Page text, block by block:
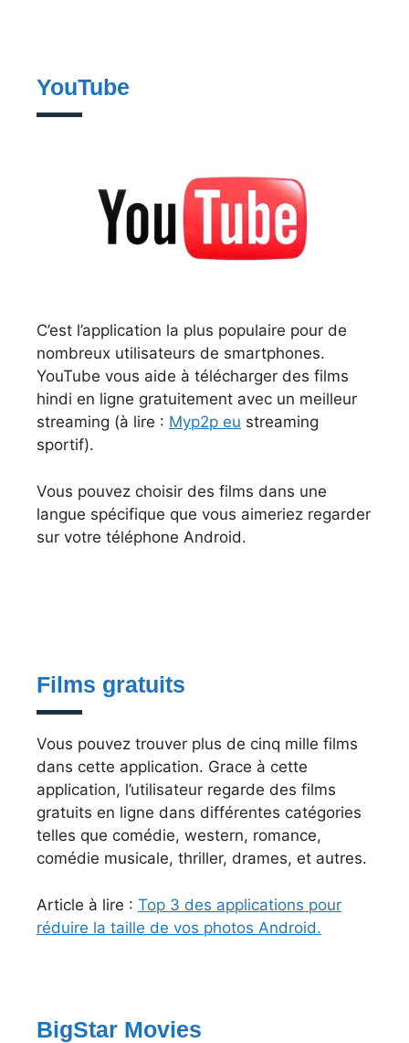
YouTube
C’est l’application la plus populaire pour de
nombreux utilisateurs de smartphones.
YouTube vous aide à télécharger des films
hindi en ligne gratuitement avec un meilleur
streaming (à lire : Myp2p eu streaming
sportif).
Vous pouvez choisir des films dans une
langue spécifique que vous aimeriez regarder
sur votre téléphone Android.
Films gratuits
Vous pouvez trouver plus de cinq mille films
dans cette application. Grace à cette
application, l’utilisateur regarde des films
gratuits en ligne dans différentes catégories
telles que comédie, western, romance,
comédie musicale, thriller, drames, et autres.
Article à lire : Top 3 des applications pour
réduire la taille de vos photos Android.
BigStar Movies